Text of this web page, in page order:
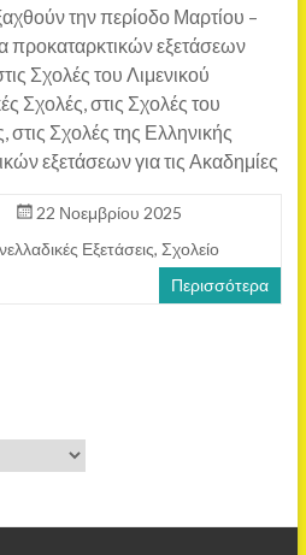
την περίοδο Μαρτίου –
προκαταρκτικών εξετάσεων
Σχολές του Λιμενικού
Σχολές, στις Σχολές του
Σχολές της Ελληνικής
εξετάσεων για τις Ακαδημίες
22 Νοεμβρίου 2025
Εξετάσεις, Σχολείο
Περισσότερα